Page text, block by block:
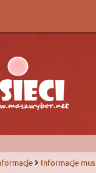
Informacje